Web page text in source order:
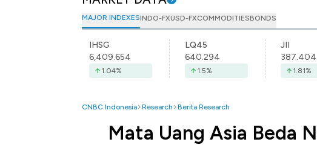
MAJOR INDEXESINDO-FXUSD-FXCOMMODITIESBONDS
IHSG
6,409.654
1.04%
LQ45
640.294
1.5%
JII
387.404
1.81%
CNBC Indonesia Research Berita Research
Mata Uang Asia Beda